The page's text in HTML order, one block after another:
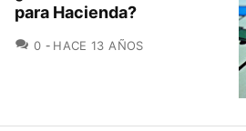
para Hacienda?
0 COMENTARIOS
HACE 13 AÑOS